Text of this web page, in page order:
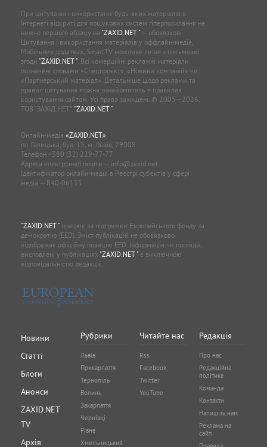
При цитуванні і використанні будь-яких матеріалів в
Інтернеті відкриті для пошукових систем гіперпосилання не
нижче першого абзацу на "ZAXID.NET "— обов’язкові.
Цитування і використання матеріалів у оффлайн-медіа,
Мобільних додатках, SmartTV можливе лише з письмової
згоди "ZAXID.NET ". Всі комерційні рекламні матеріали
позначені словами «Спецпроєкт», «Новини компаній» чи
«Партнерський матеріал». Детальніше щодо реклами та
правил цитування можна ознайомитись в правилах
користування сайтом. Усі права захищені. © 2005—2026,
ТОВ “ЗАХІД.НЕТ”, "ZAXID.NET ".
Онлайн-медіа «ZAXID.NET»
пл. Галицька, буд. 15, м. Львів, 79008
Телефон +380 (32) 229-77-77
Адреса електронної пошти — info@zaxid.net
Ідентифікатор онлайн-медіа в Реєстрі суб'єктів у сфері
медіа — R40-06155
"ZAXID.NET "працює за підтримки Європейського фонду за
демократію (EED). Зміст публікацій не обов’язково
відображає офіційну позицію EED. Інформація чи погляди,
висловлені у публікаціях "ZAXID.NET "є виключною
відповідальністю редакції.
Новини
Статті
Блоги
Анонси
ZAXID.NET
TV
Архів
Рубрики
Львів
Прикарпаття
Тернопіль
Волинь
Закарпаття
Чернівці
Рівне
Хмельницький
Читайте нас
Rss
Facebook
Twitter
YouTube
Редакція
Про нас
Редакційна
політика
Команда
Контакти
Напишіть нам
Реклама на
сайті